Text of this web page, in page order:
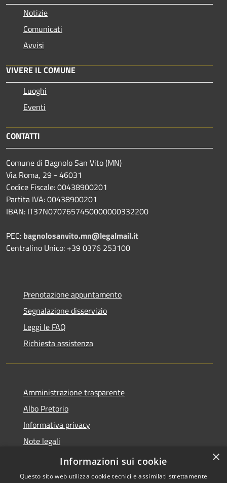
Notizie
Comunicati
Avvisi
VIVERE IL COMUNE
Luoghi
Eventi
CONTATTI
Comune di Bagnolo San Vito (MN)
Via Roma, 29 - 46031
Codice Fiscale: 00438900201
Partita IVA: 00438900201
IBAN: IT37N0707657450000000332200
PEC: bagnolosanvito.mn@legalmail.it
Centralino Unico: +39 0376 253100
Prenotazione appuntamento
Segnalazione disservizio
Leggi le FAQ
Richiesta assistenza
Amministrazione trasparente
Albo Pretorio
Informativa privacy
Note legali
Dichiarazione di accessibilità
×
Informazioni sui cookie
Questo sito web utilizza cookie tecnici e assimilati strettamente